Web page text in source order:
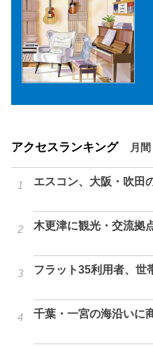
アクセスランキング 月間
エスコン、大阪・吹田
木更津に観光・交流拠
フラット35利用者、世
千葉・一宮の海沿いに